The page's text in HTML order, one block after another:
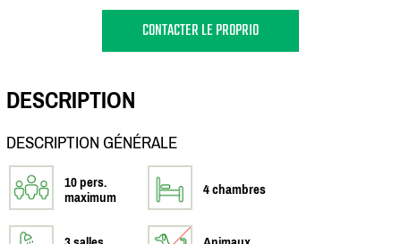
CONTACTER LE PROPRIO
DESCRIPTION
DESCRIPTION GÉNÉRALE
10 pers.
maximum
4 chambres